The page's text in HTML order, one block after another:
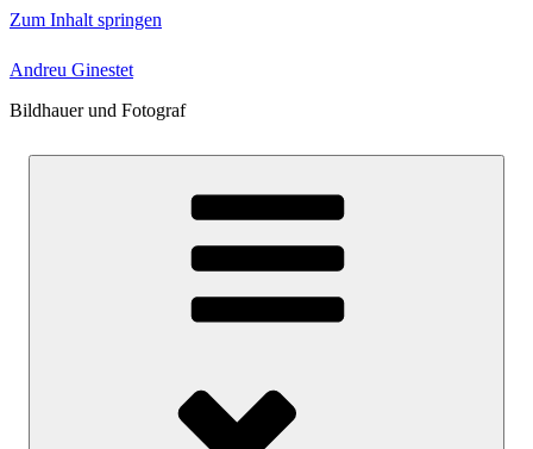
Zum Inhalt springen
Andreu Ginestet
Bildhauer und Fotograf